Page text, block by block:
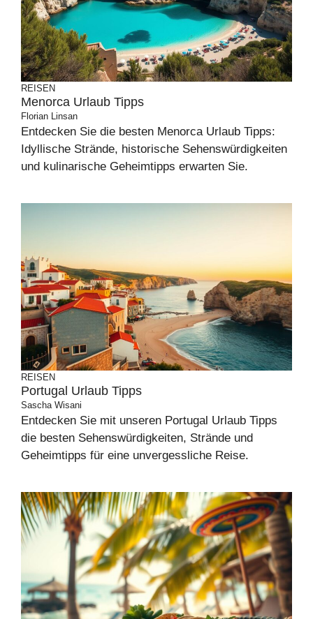
REISEN
Menorca Urlaub Tipps
Florian Linsan
Entdecken Sie die besten Menorca Urlaub Tipps:
Idyllische Strände, historische Sehenswürdigkeiten
und kulinarische Geheimtipps erwarten Sie.
REISEN
Portugal Urlaub Tipps
Sascha Wisani
Entdecken Sie mit unseren Portugal Urlaub Tipps
die besten Sehenswürdigkeiten, Strände und
Geheimtipps für eine unvergessliche Reise.